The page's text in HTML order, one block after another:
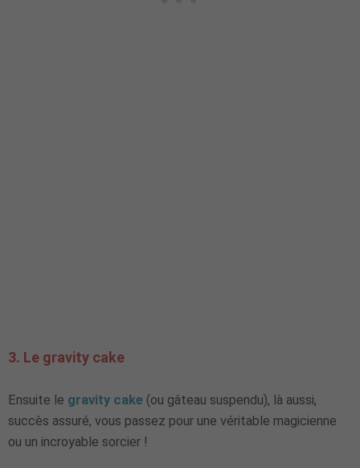
3. Le gravity cake
Ensuite le gravity cake (ou gâteau suspendu), là aussi,
succès assuré, vous passez pour une véritable magicienne
ou un incroyable sorcier !